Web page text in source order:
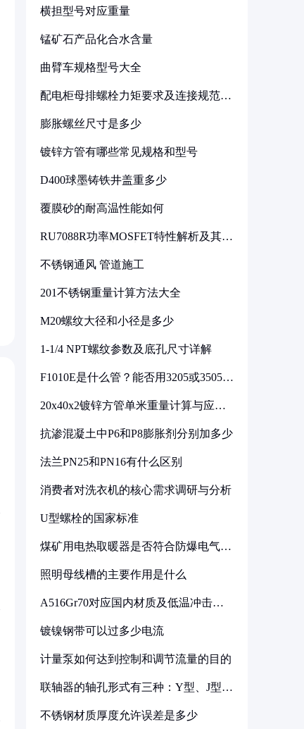
横担型号对应重量
锰矿石产品化合水含量
曲臂车规格型号大全
配电柜母排螺栓力矩要求及连接规范详
膨胀螺丝尺寸是多少
镀锌方管有哪些常见规格和型号
D400球墨铸铁井盖重多少
覆膜砂的耐高温性能如何
RU7088R功率MOSFET特性解析及其在
不锈钢通风 管道施工
201不锈钢重量计算方法大全
M20螺纹大径和小径是多少
1-1/4 NPT螺纹参数及底孔尺寸详解
F1010E是什么管？能否用3205或3505代
20x40x2镀锌方管单米重量计算与应用
抗渗混凝土中P6和P8膨胀剂分别加多少
法兰PN25和PN16有什么区别
消费者对洗衣机的核心需求调研与分析
U型螺栓的国家标准
煤矿用电热取暖器是否符合防爆电气设
照明母线槽的主要作用是什么
A516Gr70对应国内材质及低温冲击要
镀镍钢带可以过多少电流
计量泵如何达到控制和调节流量的目的
联轴器的轴孔形式有三种：Y型、J型、
不锈钢材质厚度允许误差是多少